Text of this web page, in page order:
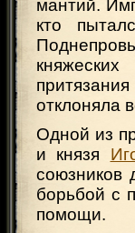
мантий.
кто
отклоняла
Одной из
и князя
союзников
борьбой с
помощи.